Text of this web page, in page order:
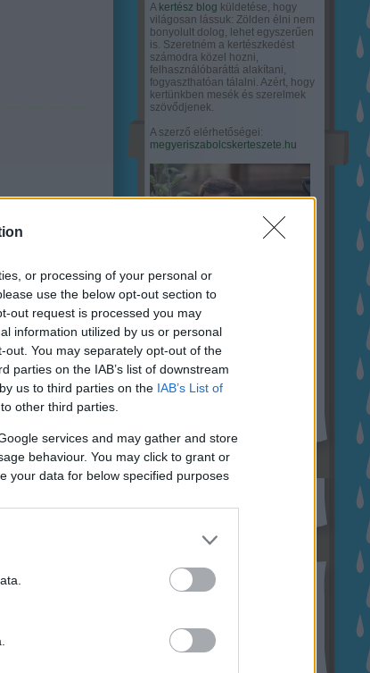
or processing of your personal or
use the below opt-out section to
out request is processed you may
information utilized by us or personal
You may separately opt-out of the
parties on the IAB’s list of downstream
us to third parties on the IAB’s List of
other third parties.
services and may gather and store
behaviour. You may click to grant or
your data for below specified purposes
A kertész blog küldetése, hogy
világosan lássuk: Zölden élni nem
bonyolult dolog, lehet egyszerűen
is. Szeretném a kertészkedést
számodra közel hozni,
felhasználóbaráttá alakítani,
fogyaszthatóan tálalni. Azért, hogy
kertünkben mesék és szerelmek
szövődjenek.
A szerző elérhetőségei:
megyeriszabolcskerteszete.hu
Kövessen Facebookon
Keresés